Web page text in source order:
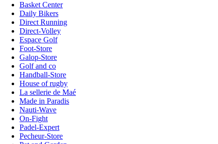
Basket Center
Daily Bikers
Direct Running
Direct-Volley
Espace Golf
Foot-Store
Galop-Store
Golf and co
Handball-Store
House of rugby
La sellerie de Maé
Made in Paradis
Nauti-Wave
On-Fight
Padel-Expert
Pecheur-Store